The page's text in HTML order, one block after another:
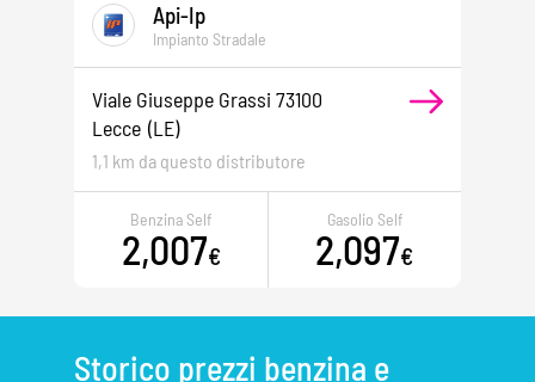
Api-Ip
Impianto Stradale
Viale Giuseppe Grassi 73100
Lecce (LE)
1,1 km da questo distributore
Benzina Self
2,007€
Gasolio Self
2,097€
Storico prezzi benzina e